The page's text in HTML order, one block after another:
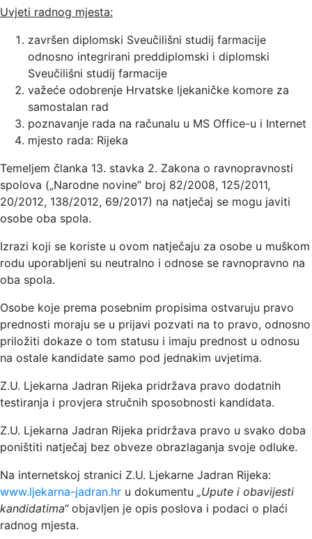
Uvjeti radnog mjesta:
završen diplomski Sveučilišni studij farmacije
odnosno integrirani preddiplomski i diplomski
Sveučilišni studij farmacije
važeće odobrenje Hrvatske ljekaničke komore za
samostalan rad
poznavanje rada na računalu u MS Office-u i Internet
mjesto rada: Rijeka
Temeljem članka 13. stavka 2. Zakona o ravnopravnosti
spolova („Narodne novine“ broj 82/2008, 125/2011,
20/2012, 138/2012, 69/2017) na natječaj se mogu javiti
osobe oba spola.
Izrazi koji se koriste u ovom natječaju za osobe u muškom
rodu uporabljeni su neutralno i odnose se ravnopravno na
oba spola.
Osobe koje prema posebnim propisima ostvaruju pravo
prednosti moraju se u prijavi pozvati na to pravo, odnosno
priložiti dokaze o tom statusu i imaju prednost u odnosu
na ostale kandidate samo pod jednakim uvjetima.
Z.U. Ljekarna Jadran Rijeka pridržava pravo dodatnih
testiranja i provjera stručnih sposobnosti kandidata.
Z.U. Ljekarna Jadran Rijeka pridržava pravo u svako doba
poništiti natječaj bez obveze obrazlaganja svoje odluke.
Na internetskoj stranici Z.U. Ljekarne Jadran Rijeka:
www.ljekarna-jadran.hr u dokumentu „Upute i obavijesti
kandidatima“objavljen je opis poslova i podaci o plaći
radnog mjesta.